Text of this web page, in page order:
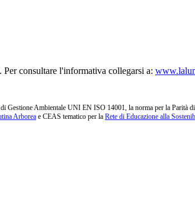
consultare l'informativa collegarsi a:
Gestione Ambientale UNI EN ISO 14001, la norma per la
Arborea e CEAS tematico per la Rete di Educazione alla